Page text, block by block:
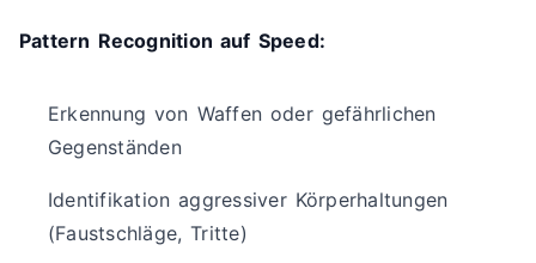
Pattern Recognition auf Speed:
Erkennung von Waffen oder gefährlichen
Gegenständen
Identifikation aggressiver Körperhaltungen
(Faustschläge, Tritte)